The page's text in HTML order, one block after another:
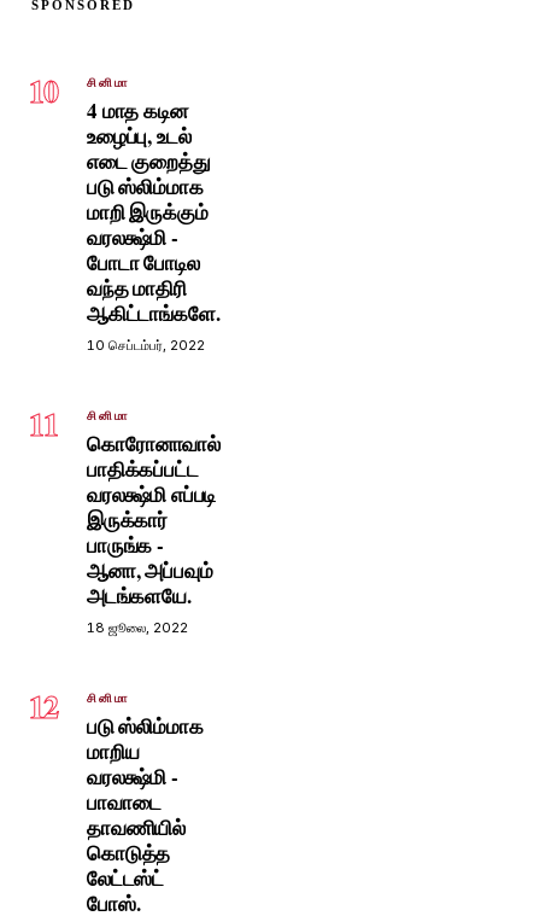
SPONSORED
10 சினிமா
4 மாத கடின
உழைப்பு, உடல்
எடை குறைத்து
படு ஸ்லிம்மாக
மாறி இருக்கும்
வரலக்ஷ்மி -
போடா போடில
வந்த மாதிரி
ஆகிட்டாங்களே.
10 செப்டம்பர், 2022
11 சினிமா
கொரோனாவால்
பாதிக்கப்பட்ட
வரலக்ஷ்மி எப்படி
இருக்கார்
பாருங்க -
ஆனா, அப்பவும்
அடங்களயே.
18 ஜூலை, 2022
12 சினிமா
படு ஸ்லிம்மாக
மாறிய
வரலக்ஷ்மி -
பாவாடை
தாவணியில்
கொடுத்த
லேட்டஸ்ட்
போஸ்.